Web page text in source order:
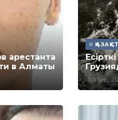
арестанта
в Алматы
30 Sep,